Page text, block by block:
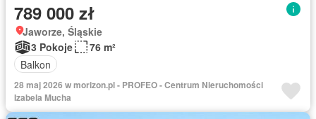
789 000 zł
Jaworze, Śląskie
3 Pokoje
76 m²
Balkon
28 maj 2026 w morizon.pl - PROFEO - Centrum Nieruchomości
Izabela Mucha